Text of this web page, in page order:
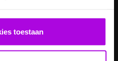
toestaan
castreren
Je konijn laten
steriliseren